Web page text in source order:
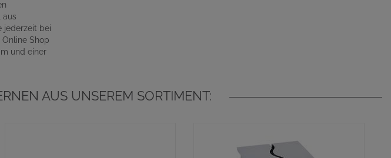
aus
jederzeit bei
Shop
und einer
AUS UNSEREM SORTIMENT: